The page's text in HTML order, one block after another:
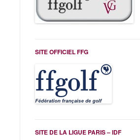
SITE OFFICIEL FFG
SITE DE LA LIGUE PARIS – IDF